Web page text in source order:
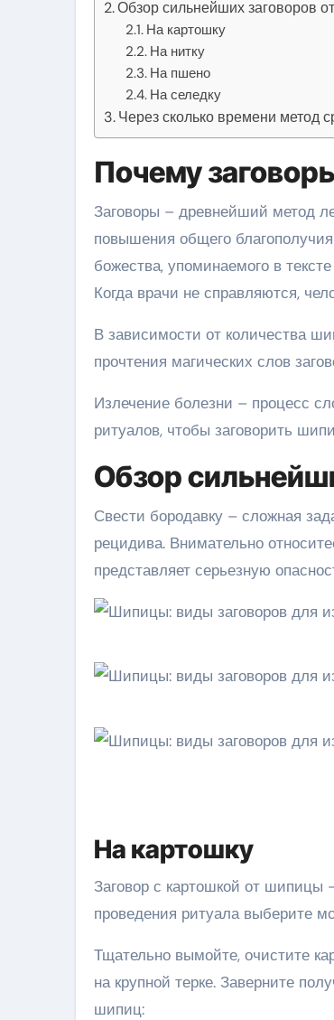
Обзор сильнейших заговоров
На картошку
На нитку
На пшено
На селедку
Через сколько времени метод
Почему
Заговоры – древнейший метод
повышения общего
божества, упоминаемого в
Когда врачи не справляются,
В зависимости от количества
прочтения магических слов
Излечение болезни – процесс
ритуалов, чтобы заговорить
Обзор
Свести бородавку – сложная
рецидива. Внимательно
представляет серьезную
На картошку
Заговор с картошкой от шипицы
проведения ритуала выберите
Тщательно вымойте, очистите
на крупной терке. Заверните
шипиц: